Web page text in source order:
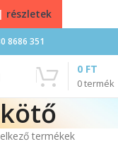
8686 351
0termék
0 FT
termékek
részletek